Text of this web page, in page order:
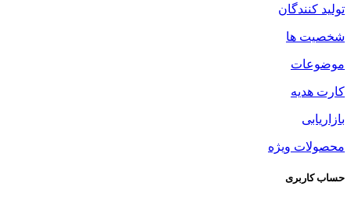
تولید کنندگان
شخصیت ها
موضوعات
کارت هدیه
بازاریابی
محصولات ویژه
حساب کاربری